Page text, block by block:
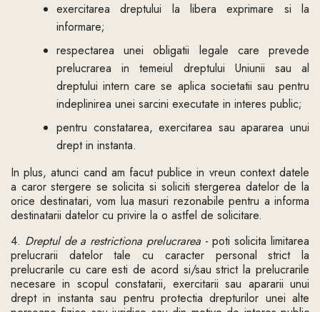
exercitarea dreptului la libera exprimare si la
informare;
respectarea unei obligatii legale care prevede
prelucrarea in temeiul dreptului Uniunii sau al
dreptului intern care se aplica societatii sau pentru
indeplinirea unei sarcini executate in interes public;
pentru constatarea, exercitarea sau apararea unui
drept in instanta.
In plus, atunci cand am facut publice in vreun context datele
a caror stergere se solicita si soliciti stergerea datelor de la
orice destinatari, vom lua masuri rezonabile pentru a informa
destinatarii datelor cu privire la o astfel de solicitare.
4. Dreptul de a restrictiona prelucrarea- poti solicita limitarea
prelucrarii datelor tale cu caracter personal strict la
prelucrarile cu care esti de acord si/sau strict la prelucrarile
necesare in scopul constatarii, exercitarii sau apararii unui
drept in instanta sau pentru protectia drepturilor unei alte